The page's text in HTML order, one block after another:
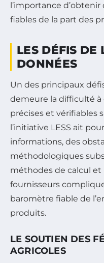
l’importance
fiables de la part des
LES DÉFIS DE
DONNÉES
Un des principaux
demeure la difficulté
précises et vérifiables
l’initiative LESS ait
informations, des
méthodologiques
méthodes de calcul et
fournisseurs
baromètre fiable de
produits.
LE SOUTIEN DES
AGRICOLES